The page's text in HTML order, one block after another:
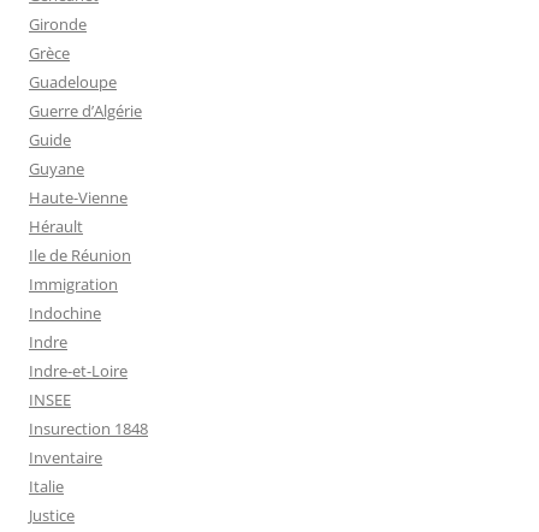
Gironde
Grèce
Guadeloupe
Guerre d’Algérie
Guide
Guyane
Haute-Vienne
Hérault
Ile de Réunion
Immigration
Indochine
Indre
Indre-et-Loire
INSEE
Insurection 1848
Inventaire
Italie
Justice